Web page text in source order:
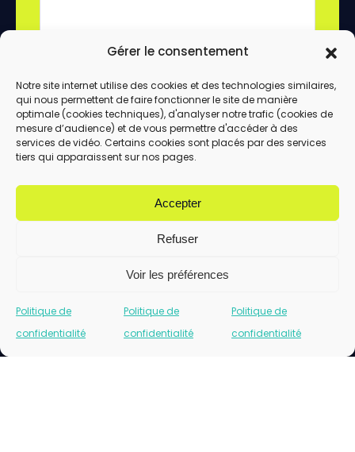
Gérer le consentement
Notre site internet utilise des cookies et des technologies similaires,
qui nous permettent de faire fonctionner le site de manière
optimale (cookies techniques), d'analyser notre trafic (cookies de
mesure d’audience) et de vous permettre d'accéder à des
services de vidéo. Certains cookies sont placés par des services
tiers qui apparaissent sur nos pages.
Accepter
Refuser
Voir les préférences
Politique de
confidentialité
Politique de
confidentialité
Politique de
confidentialité
En utilisant ce formulaire, vous acceptez le
stockage et le traitement de vos données
par ce site.